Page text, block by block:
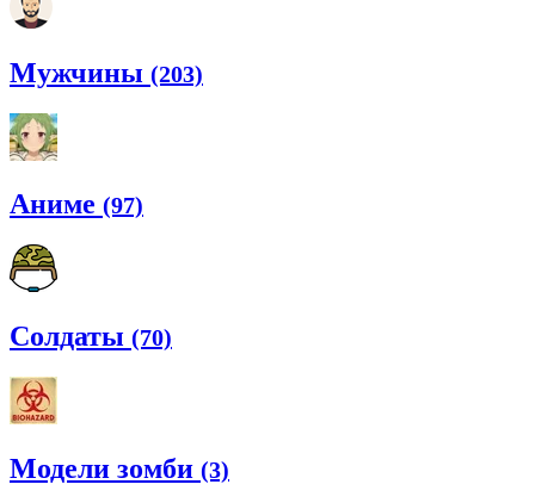
Мужчины (203)
Аниме (97)
Солдаты (70)
Модели зомби (3)